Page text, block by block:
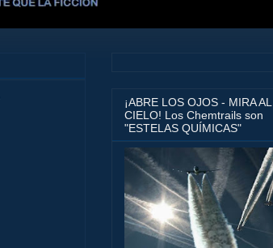
¡ABRE LOS OJOS - MIRA AL
CIELO! Los Chemtrails son
"ESTELAS QUÍMICAS"